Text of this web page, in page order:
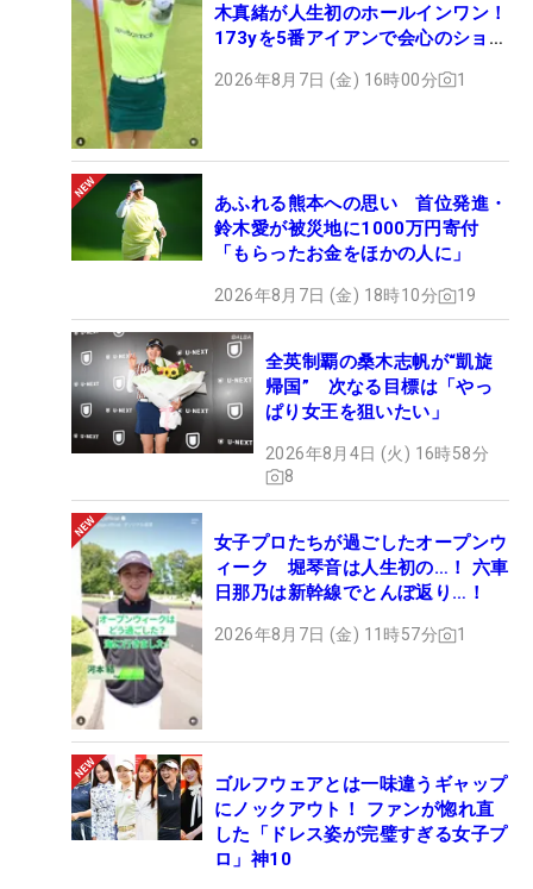
木真緒が人生初のホールインワン！
173yを5番アイアンで会心のショッ
2026年8月7日 (金) 16時00分 1
あふれる熊本への思い 首位発進・
鈴木愛が被災地に1000万円寄付
「もらったお金をほかの人に」
2026年8月7日 (金) 18時10分 19
全英制覇の桑木志帆が“凱旋
帰国” 次なる目標は「やっ
ぱり女王を狙いたい」
2026年8月4日 (火) 16時58分
8
女子プロたちが過ごしたオープンウ
ィーク 堀琴音は人生初の…！ 六車
日那乃は新幹線でとんぼ返り…！
2026年8月7日 (金) 11時57分 1
ゴルフウェアとは一味違うギャップ
にノックアウト！ ファンが惚れ直
した「ドレス姿が完璧すぎる女子プ
ロ」神10